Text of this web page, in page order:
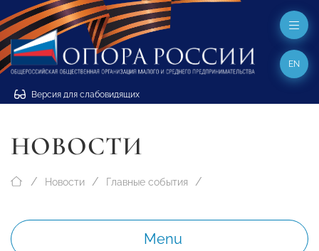
Версия для слабовидящих
EN
НОВОСТИ
Новости Главные события
Menu